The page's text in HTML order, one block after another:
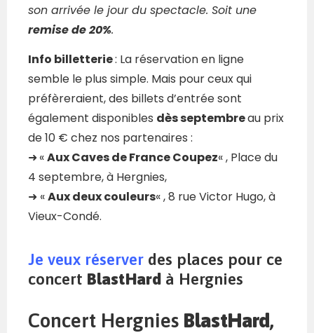
son arrivée le jour du spectacle. Soit une
remise de 20%.
Info billetterie: La réservation en ligne
semble le plus simple. Mais pour ceux qui
préfèreraient, des billets d’entrée sont
également disponibles dès septembreau prix
de 10 € chez nos partenaires :
➜ «Aux Caves de France Coupez« , Place du
4 septembre, à Hergnies,
➜ «Aux deux couleurs« , 8 rue Victor Hugo, à
Vieux-Condé.
Je veux réserver des places pour ce
concert BlastHard à Hergnies
Concert Hergnies BlastHard,